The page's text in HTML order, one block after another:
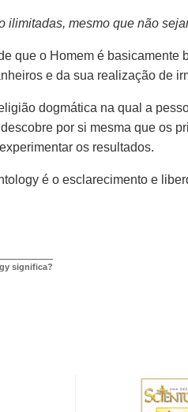
ilimitadas, mesmo que não
que o Homem é basicamente
e da sua realização de
dogmática na qual a
por si mesma que os
os resultados.
é o esclarecimento e
significa?